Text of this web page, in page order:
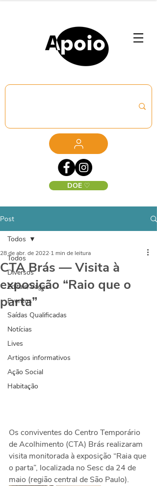
DOE ♡
Post
Todos
Diversos
Editais/Vagas
Eventos
Saídas Qualificadas
Notícias
Lives
Artigos informativos
Ação Social
Habitação
Todos
CTA Brás — Visita à
exposição “Raio que o
parta”
28 de abr. de 2022 1 min de leitura
Os conviventes do Centro Temporário
de Acolhimento (CTA) Brás realizaram
visita monitorada à exposição “Raia que
o parta”, localizada no Sesc da 24 de
maio (região central de São Paulo).